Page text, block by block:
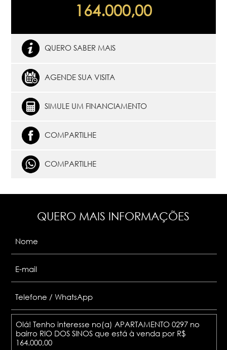
164.000,00
QUERO SABER MAIS
AGENDE SUA VISITA
SIMULE UM FINANCIAMENTO
COMPARTILHE
COMPARTILHE
QUERO MAIS INFORMAÇÕES